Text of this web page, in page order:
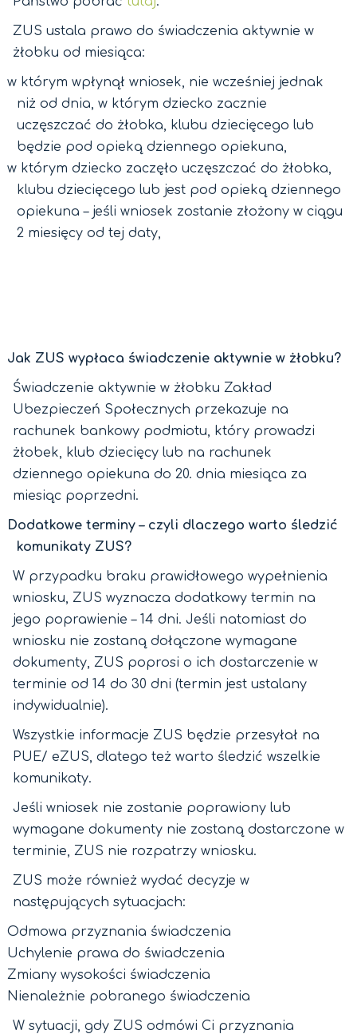
ZUS ustala prawo do świadczenia aktywnie w
żłobku od miesiąca:
w którym wpłynął wniosek, nie wcześniej jednak
niż od dnia, w którym dziecko zacznie
uczęszczać do żłobka, klubu dziecięcego lub
będzie pod opieką dziennego opiekuna,
w którym dziecko zaczęło uczęszczać do żłobka,
klubu dziecięcego lub jest pod opieką dziennego
opiekuna – jeśli wniosek zostanie złożony w ciągu
2 miesięcy od tej daty,
Jak ZUS wypłaca świadczenie aktywnie w żłobku?
Świadczenie aktywnie w żłobku Zakład
Ubezpieczeń Społecznych przekazuje na
rachunek bankowy podmiotu, który prowadzi
żłobek, klub dziecięcy lub na rachunek
dziennego opiekuna do 20. dnia miesiąca za
miesiąc poprzedni.
Dodatkowe terminy – czyli dlaczego warto śledzić
komunikaty ZUS?
W przypadku braku prawidłowego wypełnienia
wniosku, ZUS wyznacza dodatkowy termin na
jego poprawienie – 14 dni. Jeśli natomiast do
wniosku nie zostaną dołączone wymagane
dokumenty, ZUS poprosi o ich dostarczenie w
terminie od 14 do 30 dni (termin jest ustalany
indywidualnie).
Wszystkie informacje ZUS będzie przesyłał na
PUE/ eZUS, dlatego też warto śledzić wszelkie
komunikaty.
Jeśli wniosek nie zostanie poprawiony lub
wymagane dokumenty nie zostaną dostarczone w
terminie, ZUS nie rozpatrzy wniosku.
ZUS może również wydać decyzje w
następujących sytuacjach:
Odmowa przyznania świadczenia
Uchylenie prawa do świadczenia
Zmiany wysokości świadczenia
Nienależnie pobranego świadczenia
W sytuacji, gdy ZUS odmówi Ci przyznania